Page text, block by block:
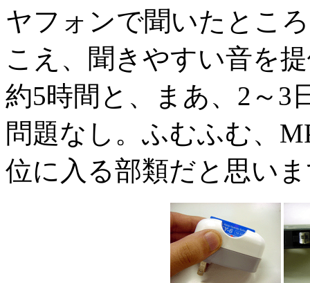
ヤフォンで聞いたとこ
こえ、聞きやすい音を
約5時間と、まあ、2～3
問題なし。ふむふむ、
位に入る部類だと思い